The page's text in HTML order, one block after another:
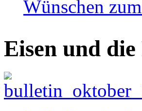
Wünschen
Eisen und die